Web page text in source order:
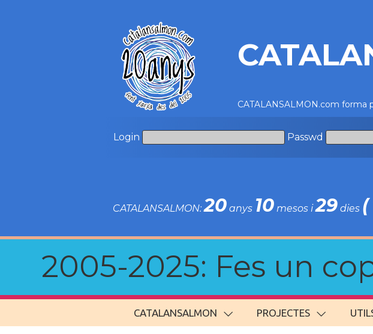
CATALANSALMON.com forma
Login Passwd
CATALANSALMON:20anys 10mesos i29dies
2005-2025: Fes un
CATALANSALMON PROJECTES